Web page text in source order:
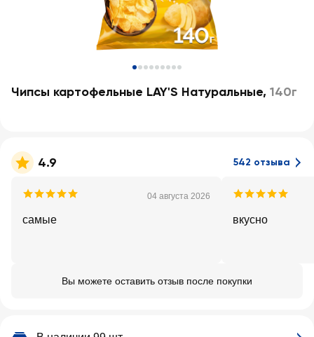
Чипсы картофельные LAY'S Натуральные, 140г
4.9 542 отзыва
04 августа 2026
самые вкусно
Вы можете оставить отзыв после покупки